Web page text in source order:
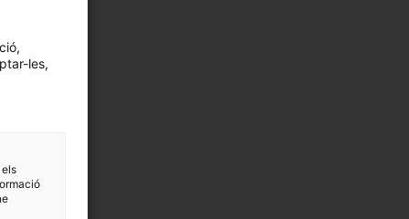
les,